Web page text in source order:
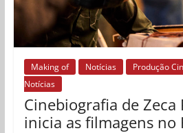
Making of Notícias Produção
Notícias
Cinebiografia de Zeca
inicia as filmagens no